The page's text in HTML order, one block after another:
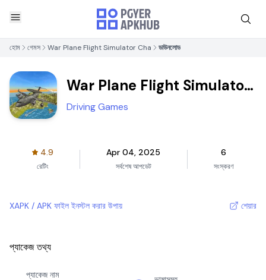
হোম গেমস War Plane Flight Simulator Cha ডাউনলোড
War Plane Flight Simulator
Cha
Driving Games
4.9
রেটিং
Apr 04, 2025
সর্বশেষ আপডেট
6
সংস্করণ
XAPK / APK ফাইল ইনস্টল করার উপায় শেয়ার
প্যাকেজ তথ্য
প্যাকেজ নাম